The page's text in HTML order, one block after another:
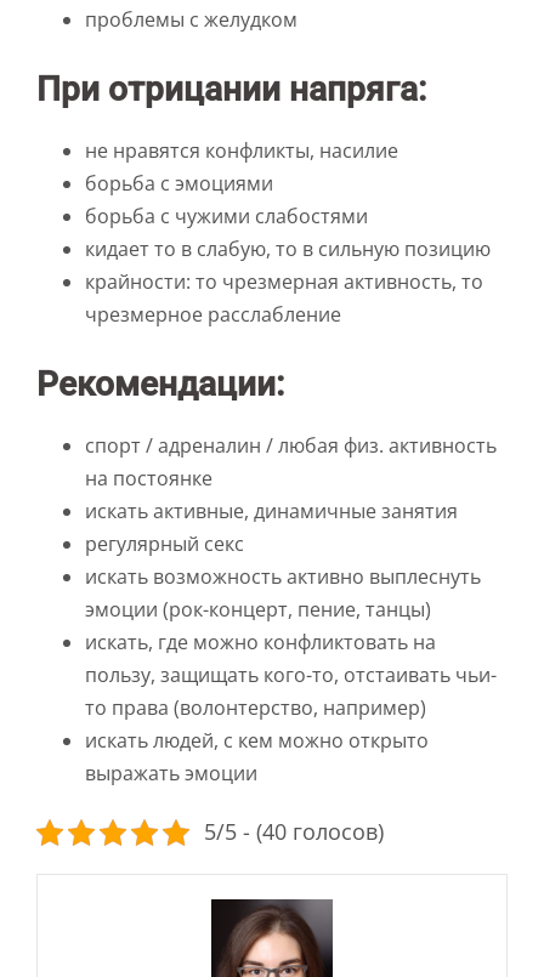
проблемы с желудком
При отрицании напряга:
не нравятся конфликты, насилие
борьба с эмоциями
борьба с чужими слабостями
кидает то в слабую, то в сильную позицию
крайности: то чрезмерная активность, то
чрезмерное расслабление
Рекомендации:
спорт / адреналин / любая физ. активность
на постоянке
искать активные, динамичные занятия
регулярный секс
искать возможность активно выплеснуть
эмоции (рок-концерт, пение, танцы)
искать, где можно конфликтовать на
пользу, защищать кого-то, отстаивать чьи-
то права (волонтерство, например)
искать людей, с кем можно открыто
выражать эмоции
5/5 - (40 голосов)